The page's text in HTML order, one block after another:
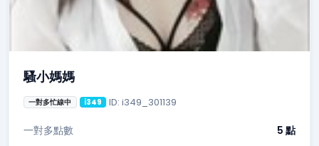
騷小媽媽
一對多忙線中 i349 ID: i349_301139
一對多點數 5 點